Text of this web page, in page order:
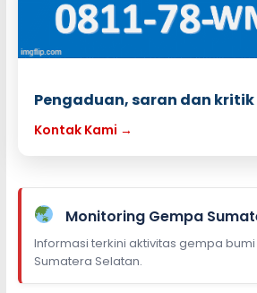
Pengaduan, saran dan kritik
Kontak Kami →
Monitoring Gempa
Informasi terkini aktivitas gempa
Sumatera Selatan.